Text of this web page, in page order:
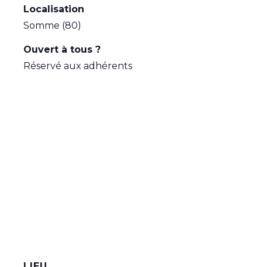
Localisation
Somme (80)
Ouvert à tous ?
Réservé aux adhérents